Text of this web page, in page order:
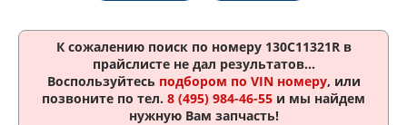
К сожалению поиск по номеру 130C11321Rв
прайслисте не дал результатов...
Воспользуйтесь подбором по VIN номеру, или
позвоните по тел. 8 (495) 984-46-55 и мы найдем
нужную Вам запчасть!